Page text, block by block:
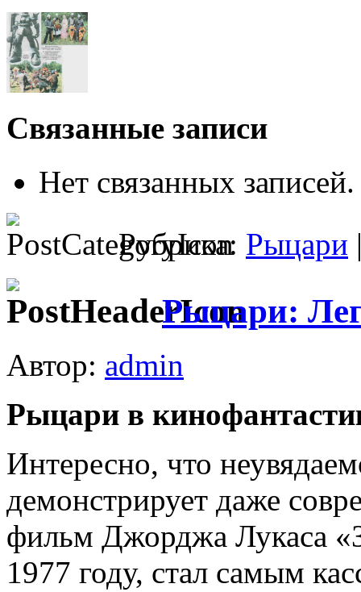
Связанные записи
Нет связанных записей.
Рубрика: Рыцари
Рыцари:
Автор: admin
Рыцари в
Интересно, что
демонст­рирует даже
фильм Джорджа Лука­са
1977 году, стал са­мым